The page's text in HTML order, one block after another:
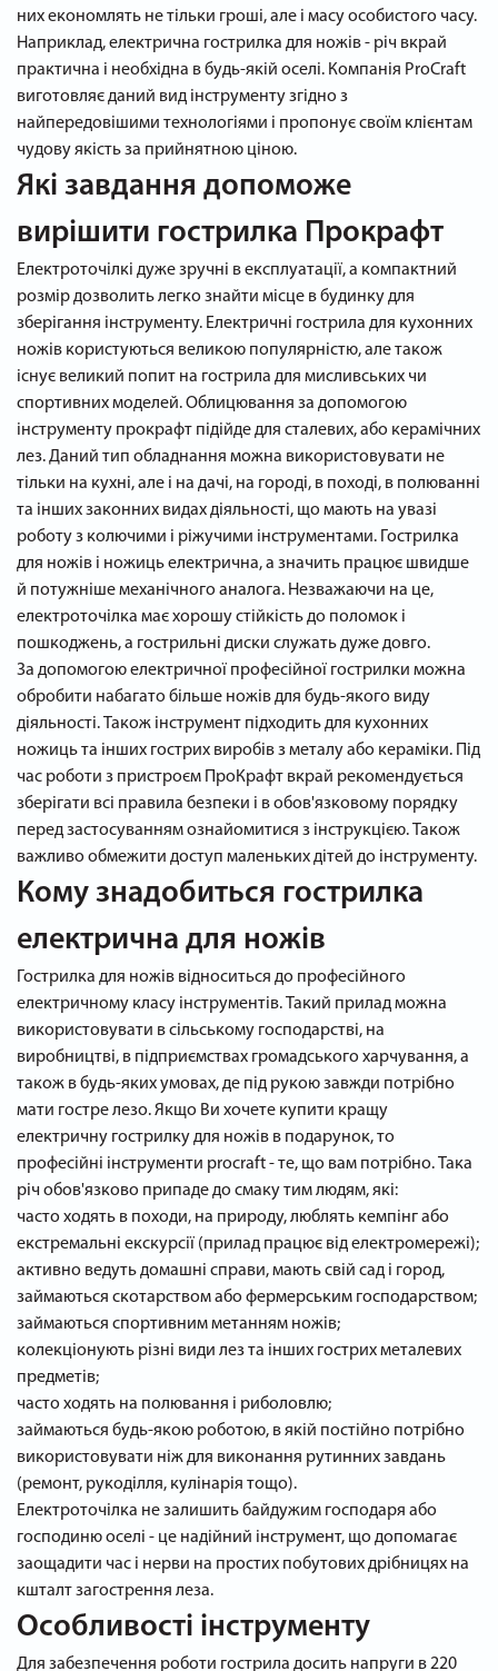
них економлять не тільки гроші, але і масу особистого часу.
Наприклад, електрична гострилка для ножів - річ вкрай
практична і необхідна в будь-якій оселі. Компанія ProCraft
виготовляє даний вид інструменту згідно з
найпередовішими технологіями і пропонує своїм клієнтам
чудову якість за прийнятною ціною.
Які завдання допоможе
вирішити гострилка Прокрафт
Електроточілкі дуже зручні в експлуатації, а компактний
розмір дозволить легко знайти місце в будинку для
зберігання інструменту. Електричні гострила для кухонних
ножів користуються великою популярністю, але також
існує великий попит на гострила для мисливських чи
спортивних моделей. Облицювання за допомогою
інструменту прокрафт підійде для сталевих, або керамічних
лез. Даний тип обладнання можна використовувати не
тільки на кухні, але і на дачі, на городі, в поході, в полюванні
та інших законних видах діяльності, що мають на увазі
роботу з колючими і ріжучими інструментами. Гострилка
для ножів і ножиць електрична, а значить працює швидше
й потужніше механічного аналога. Незважаючи на це,
електроточілка має хорошу стійкість до поломок і
пошкоджень, а гострильні диски служать дуже довго.
За допомогою електричної професійної гострилки можна
обробити набагато більше ножів для будь-якого виду
діяльності. Також інструмент підходить для кухонних
ножиць та інших гострих виробів з металу або кераміки. Під
час роботи з пристроєм ПроКрафт вкрай рекомендується
зберігати всі правила безпеки і в обов'язковому порядку
перед застосуванням ознайомитися з інструкцією. Також
важливо обмежити доступ маленьких дітей до інструменту.
Кому знадобиться гострилка
електрична для ножів
Гострилка для ножів відноситься до професійного
електричному класу інструментів. Такий прилад можна
використовувати в сільському господарстві, на
виробництві, в підприємствах громадського харчування, а
також в будь-яких умовах, де під рукою завжди потрібно
мати гостре лезо. Якщо Ви хочете купити кращу
електричну гострилку для ножів в подарунок, то
професійні інструменти procraft - те, що вам потрібно. Така
річ обов'язково припаде до смаку тим людям, які:
часто ходять в походи, на природу, люблять кемпінг або
екстремальні екскурсії (прилад працює від електромережі);
активно ведуть домашні справи, мають свій сад і город,
займаються скотарством або фермерським господарством;
займаються спортивним метанням ножів;
колекціонують різні види лез та інших гострих металевих
предметів;
часто ходять на полювання і риболовлю;
займаються будь-якою роботою, в якій постійно потрібно
використовувати ніж для виконання рутинних завдань
(ремонт, рукоділля, кулінарія тощо).
Електроточілка не залишить байдужим господаря або
господиню оселі - це надійний інструмент, що допомагає
заощадити час і нерви на простих побутових дрібницях на
кшталт загострення леза.
Особливості інструменту
Для забезпечення роботи гострила досить напруги в 220